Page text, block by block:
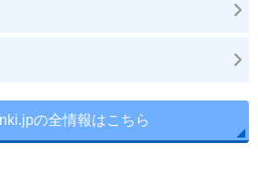
の全情報はこちら